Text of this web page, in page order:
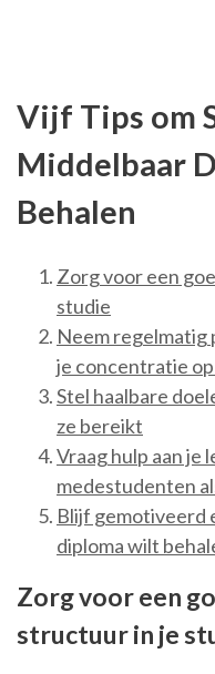
Vijf Tips om
Middelbaar
Behalen
Zorg voor een
studie
Neem regelmatig
je concentratie
Stel haalbare
ze bereikt
Vraag hulp aan je
medestudenten
Blijf gemotiveerd
diploma wilt
Zorg voor een
structuur in je